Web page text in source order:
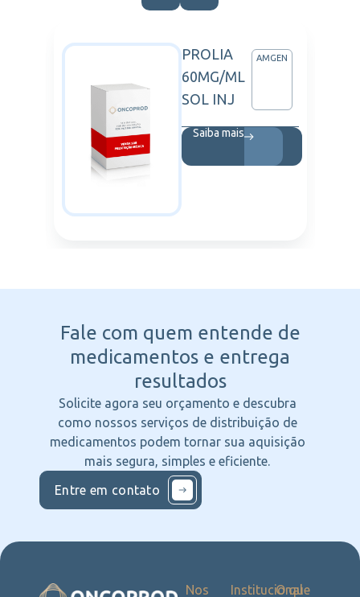
PROLIA
60MG/ML
SOL INJ
AMGEN
Saiba mais
Fale com quem entende de
medicamentos e entrega
resultados
Solicite agora seu orçamento e descubra
como nossos serviços de distribuição de
medicamentos podem tornar sua aquisição
mais segura, simples e eficiente.
Entre em contato
Institucional
O que
Nos